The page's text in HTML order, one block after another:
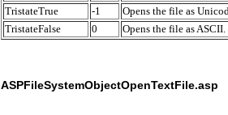
TristateTrue
-1
Opens the file as
TristateFalse
0 Opens the file as ASCII.
ASPFileSystemObjectOpenTextFile.asp